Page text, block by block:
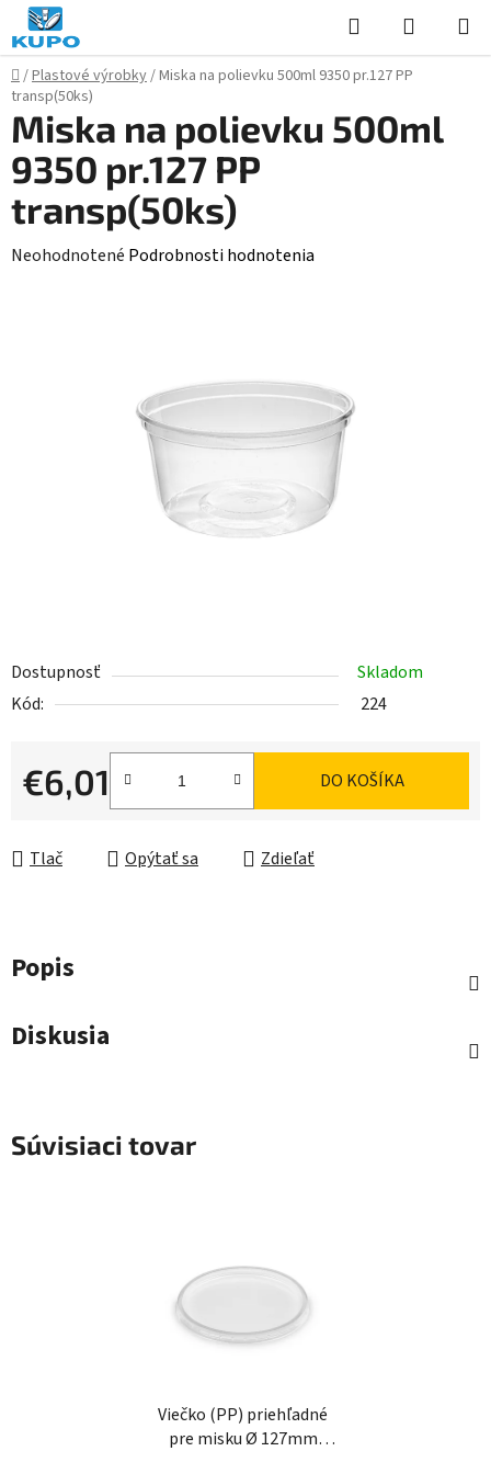
Prejsť
na
obsah
Hľadať
KOŠÍK
Domov
/Plastové výrobky/Miska na polievku 500ml 9350 pr.127 PP
transp(50ks)
Dostupnosť
Skladom
Kód:
224
€6,01
Jednotková cena:
DO KOŠÍKA
Tlač Opýtať sa Zdieľať
Miska na polievku 500ml
9350 pr.127 PP
transp(50ks)
Priemerné
Neohodnotené Podrobnosti hodnotenia
Popis
Diskusia
Súvisiaci tovar
Viečko (PP) priehľadné
pre misku Ø 127mm